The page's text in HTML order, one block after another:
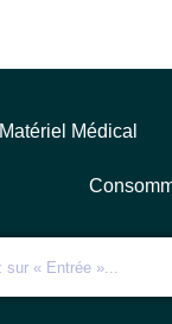
Matériel Médical